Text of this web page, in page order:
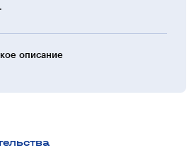
описание
от парка Горького, торговых